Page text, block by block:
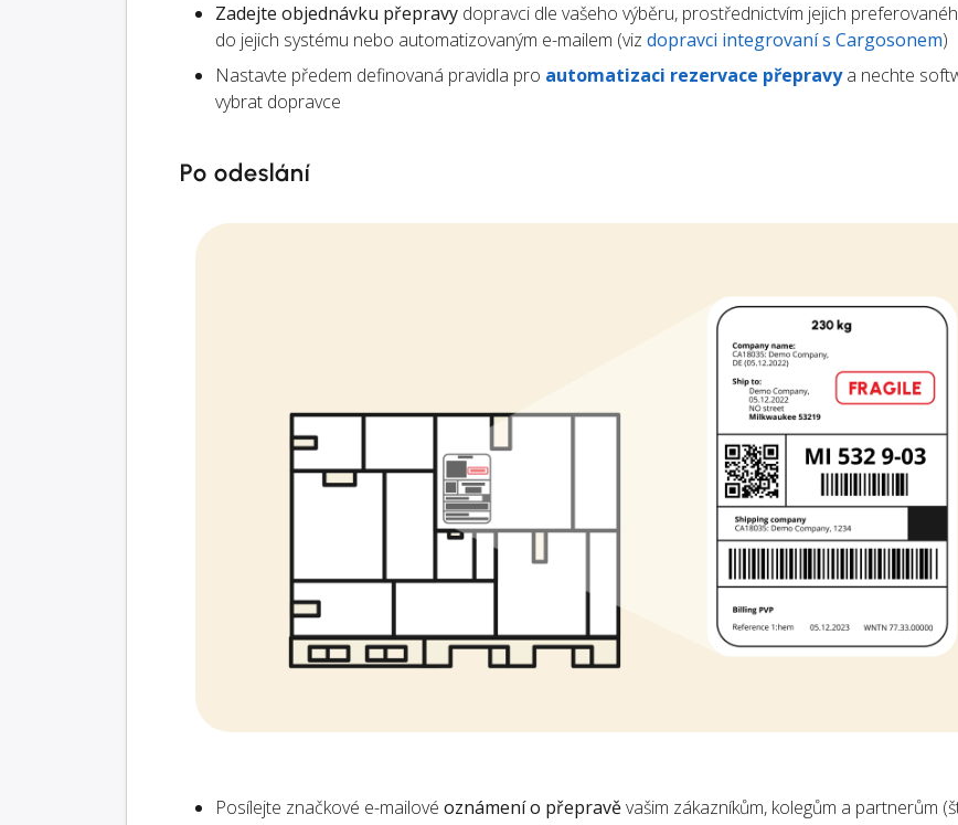
Zadejte objednávku přepravy dopravci dle vašeho výběru, prostřednictvím jejich
do jejich systému nebo automatizovaným e-mailem (viz dopravci integrovaní s Cargosonem)
Nastavte předem definovaná pravidla pro automatizaci rezervace přepravya nechte
vybrat dopravce
Po odeslání
Posílejte značkové e-mailové oznámení o přepravěvašim zákazníkům, kolegům a partnerům